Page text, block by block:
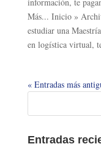
Más... Inicio »
estudiar una
en logística virtual,
« Entradas más
Entradas